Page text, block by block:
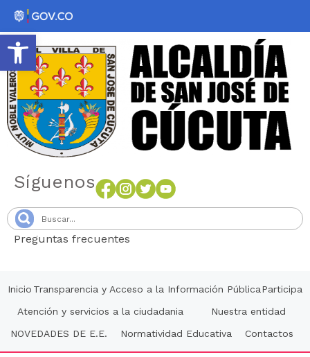
Abrir barra de herramientas
Síguenos
Preguntas frecuentes
Inicio Transparencia y Acceso a la Información PúblicaParticipa
Atención y servicios a la ciudadania
Nuestra entidad
NOVEDADES DE E.E.
Normatividad Educativa Contactos